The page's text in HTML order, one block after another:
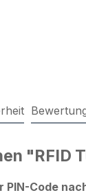
"RFID
PIN-Code